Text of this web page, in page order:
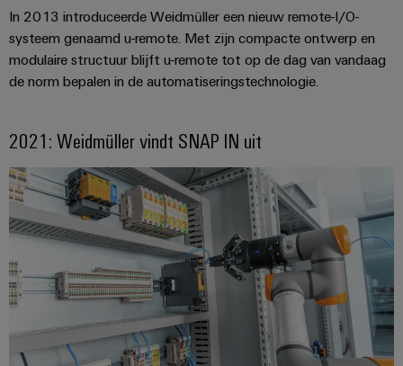
In 2013 introduceerde Weidmüller een nieuw remote-I/O-
systeem genaamd u-remote. Met zijn compacte ontwerp en
modulaire structuur blijft u-remote tot op de dag van vandaag
de norm bepalen in de automatiseringstechnologie.
2021: Weidmüller vindt SNAP IN uit